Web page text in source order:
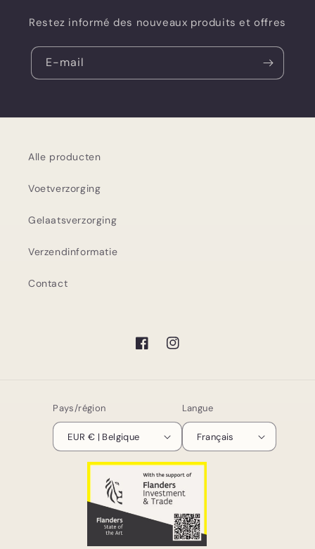
Restez informé des nouveaux produits et offres
E-mail
Alle producten
Voetverzorging
Gelaatsverzorging
Verzendinformatie
Contact
FacebookInstagram
Pays/région
EUR € | Belgique
Langue
Français
Moyens
de
paiement